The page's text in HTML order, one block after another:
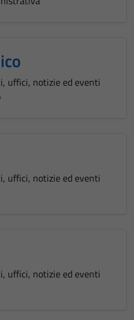
uffici, notizie ed eventi
uffici, notizie ed eventi
uffici, notizie ed eventi